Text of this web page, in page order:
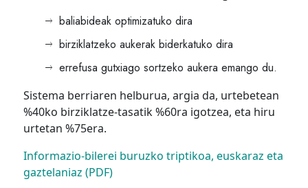
baliabideak optimizatuko dira
birziklatzeko aukerak biderkatuko dira
errefusa gutxiago sortzeko aukera emango du.
Sistema berriaren helburua, argia da, urtebetean
%40ko birziklatze-tasatik %60ra igotzea, eta hiru
urtetan %75era.
Informazio-bilerei buruzko triptikoa, euskaraz eta
gaztelaniaz (PDF)